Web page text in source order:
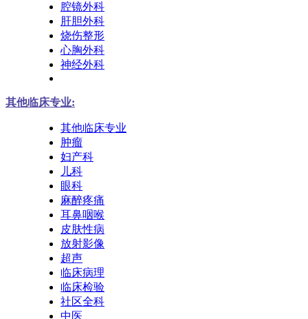
腔镜外科
肝胆外科
烧伤整形
心胸外科
神经外科
其他临床专业:
其他临床专业
肿瘤
妇产科
儿科
眼科
麻醉疼痛
耳鼻咽喉
皮肤性病
放射影像
超声
临床病理
临床检验
社区全科
中医